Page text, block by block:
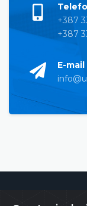
+387
+387
E-mail